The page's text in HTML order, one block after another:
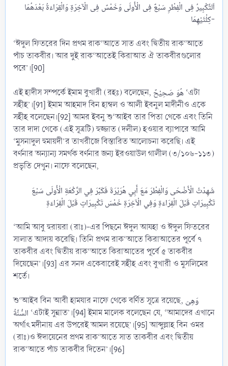
اَلتَّكْبِيرُ فِى الْفِطْرِ سَبْعٌ فِى الْأُولَى وَخَمْسٌ فِى الْآخِرَةِ وَالْقِرَاءَةُ بَعْدَهُمَا
كِلْتَيْهِمَا-​
‘ঈদুল ফিতরের দিন প্রথম রাক‘আতে সাত এবং দ্বিতীয় রাক‘আতে
পাঁচ তাকবীর। আর দুই রাক‘আতেই কিরাআত ঐ তাকবীরগুলোর
পরে’।[90]
এই হাদীস সম্পর্কে ইমাম বুখারী (রহঃ) বলেছেন, هُوَ صَحِيْحٌ ‘এটা
সহীহ’।[91] ইমাম আহমাদ বিন হাম্বল ও আলী ইবনুল মাদীনীও একে
সহীহ বলেছেন।[92] আমর ইবনু শু‘আইব তার পিতা থেকে এবং তিনি
তার দাদা থেকে (এই সূত্রটি) হুজ্জাত (দলীল) হওয়ার ব্যাপারে আমি
‘মুসনাদুল হুমায়দী’র তাখরীজে বিস্তারিত আলোচনা করেছি। এই
বর্ণনার অন্যান্য সমর্থক বর্ণনার জন্য ইরওয়াউল গালীল (৩/১০৬-১১৩)
প্রভৃতি দেখুন। নাফে বলেছেন,
شَهِدْتُ الْأَضْحَى وَالْفِطْرَ مَعَ أَبِي هُرَيْرَةَ فَكَبَّرَ فِي الرَّكْعَةِ الْأُولَى سَبْعَ
‘আমি আবু হুরায়রা (রাঃ)-এর পিছনে ঈদুল আযহা ও ঈদুল ফিতরের
সালাত আদায় করেছি। তিনি প্রথম রাক‘আতে কিরাআতের পূর্বে ৭
তাকবীর এবং দ্বিতীয় রাক‘আতে কিরাআতের পূর্বে ৫ তাকবীর
দিয়েছেন’।[93] এর সনদ একেবারেই সহীহ এবং বুখারী ও মুসলিমের
শর্তে।
শু‘আইব বিন আবী হামযার নাফে থেকে বর্ণিত সূত্রে রয়েছে, وَهِىَ
السُّنَّةُ ‘এটাই সুন্নাত’।[94] ইমাম মালেক বলেছেন যে, ‘আমাদের এখানে
অর্থাৎ মদীনায় এর উপরেই আমল রয়েছে’।[95] আব্দুল্লাহ বিন ওমর
(রাঃ)ও ঈদায়েনের প্রথম রাক‘আতে সাত তাকবীর এবং দ্বিতীয়
রাক‘আতে পাঁচ তাকবীর দিতেন’।[96]